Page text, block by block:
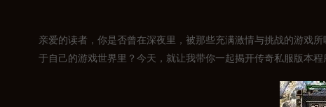
亲爱的读者，你是否曾在深夜里，被那些充满激情与挑战的游戏
于自己的游戏世界里？今天，就让我带你一起揭开传奇私服版本